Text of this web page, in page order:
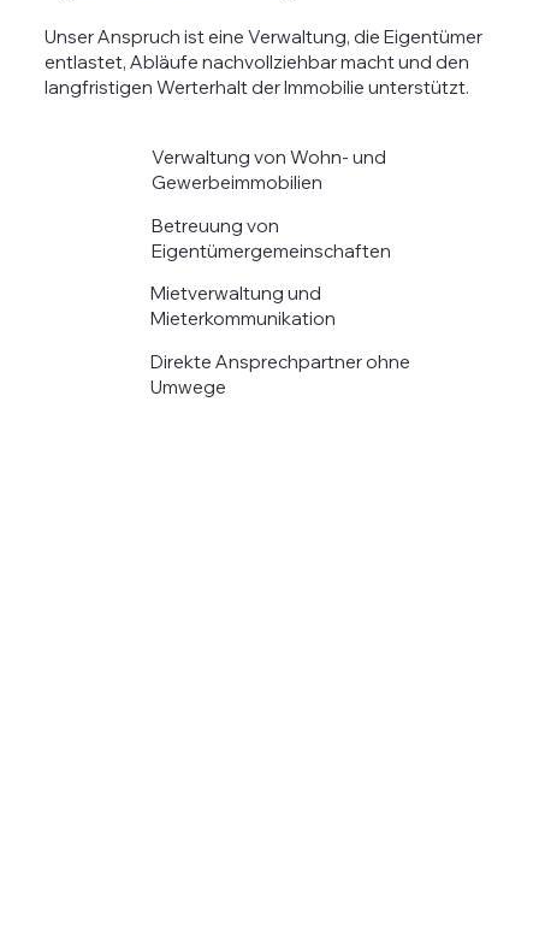
Unser Anspruch ist eine Verwaltung, die Eigentümer
entlastet, Abläufe nachvollziehbar macht und den
langfristigen Werterhalt der Immobilie unterstützt.
Verwaltung von Wohn- und
Gewerbeimmobilien
Betreuung von
Eigentümergemeinschaften
Mietverwaltung und
Mieterkommunikation
Direkte Ansprechpartner ohne
Umwege